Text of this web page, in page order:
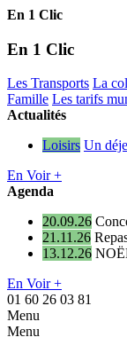
En 1 Clic
En 1 Clic
Les Transports La
Famille Les tarifs
Actualités
Loisirs Un
En Voir +
Agenda
20.09.26
21.11.26
13.12.26
En Voir +
01 60 26 03 81
Menu
Menu